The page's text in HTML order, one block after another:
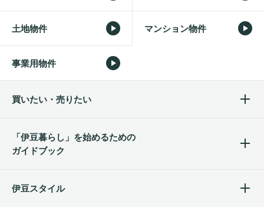
土地物件 マンション物件
事業用物件
買いたい・売りたい
「伊豆暮らし」を始めるための
ガイドブック
伊豆スタイル